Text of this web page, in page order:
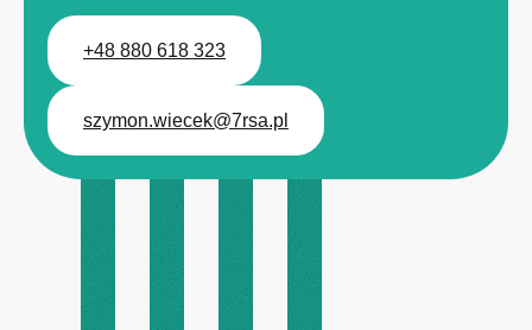
+48 880 618 323
szymon.wiecek@7rsa.pl